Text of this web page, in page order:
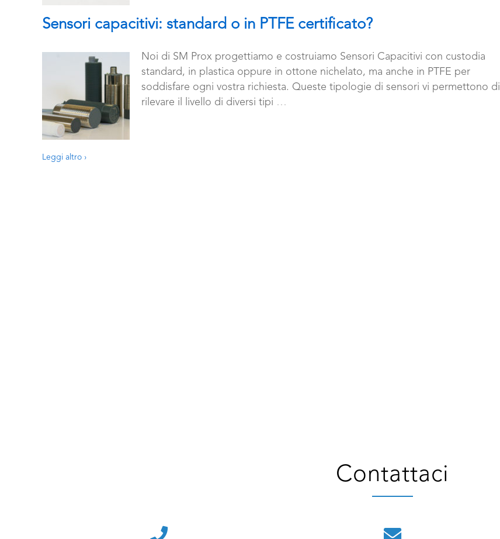
Sensori capacitivi: standard o in PTFE certificato?
Noi di SM Prox progettiamo e costruiamo Sensori Capacitivi con custodia
standard, in plastica oppure in ottone nichelato, ma anche in PTFE per
soddisfare ogni vostra richiesta. Queste tipologie di sensori vi permettono di
rilevare il livello di diversi tipi …
Leggi altro ›
Contattaci